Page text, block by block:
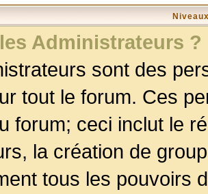
Administrateurs ?
sont des
tout le forum. Ces
forum; ceci inclut le
la création de
tous les pouvoirs